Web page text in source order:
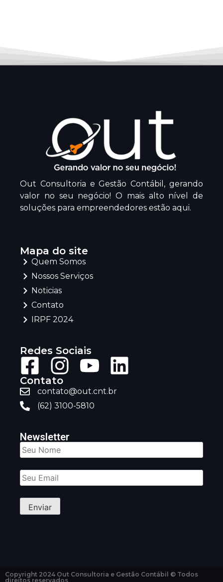
Out Consultoria e Gestão Contábil, gerando
valor no seu negócio! O mais alto nível de
soluções para empreendedores estão aqui.
Mapa do site
Quem Somos
Nossos Serviços
Noticias
Contato
IRPF 2024
Redes Sociais
Contato
contato@out.cnt.br
(62) 3100-5810
Newsletter
Copyright 2024 Out Consultoria e Gestão Contábil © Todos
direitos reservados